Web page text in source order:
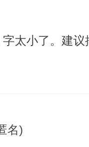
太小了。建
名)